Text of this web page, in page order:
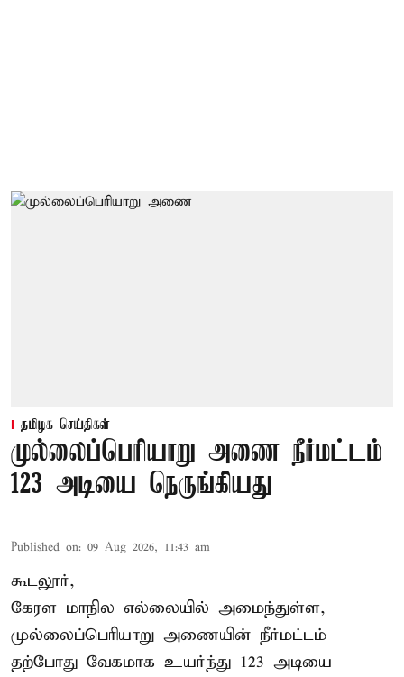
தமிழக செய்திகள்
முல்லைப்பெரியாறு அணை நீர்மட்டம்
123 அடியை நெருங்கியது
Published on: 09 Aug 2026, 11:43 am
கூடலூர்,
கேரள மாநில எல்லையில் அமைந்துள்ள,
முல்லைப்பெரியாறு அணையின் நீர்மட்டம்
தற்போது வேகமாக உயர்ந்து 123 அடியை